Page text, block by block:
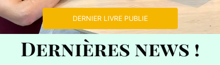
DERNIER LIVRE PUBLIE
Dernières news !